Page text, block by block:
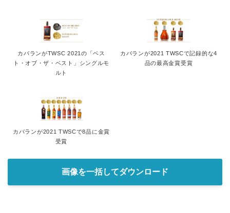
カバランがTWSC 2021の「ベス
ト・オブ・ザ・ベスト」シングルモ
ルト
カバランが2021 TWSCで記録的な4
品の最高金賞受賞
カバランが2021 TWSCで8品に金賞
受賞
画像を一括してダウンロード